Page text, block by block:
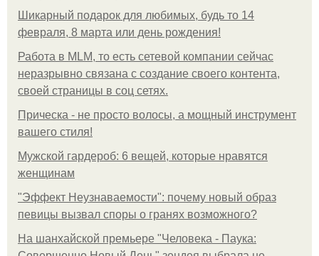
Шикарный подарок для любимых, будь то 14
февраля, 8 марта или день рождения!
Работа в MLM, то есть сетевой компании сейчас
неразрывно связана с создание своего контента,
своей страницы в соц сетях.
Прическа - не просто волосы, а мощный инструмент
вашего стиля!
Мужской гардероб: 6 вещей, которые нравятся
женщинам
"Эффект Неузнаваемости": почему новый образ
певицы вызвал споры о гранях возможного?
На шанхайской премьере "Человека - Паука: